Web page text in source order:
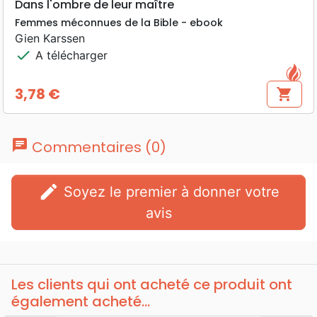
Dans l'ombre de leur maître
Femmes méconnues de la Bible - ebook
Gien Karssen
check A télécharger
Prix
3,78 € shopping_cart
chat Commentaires (0)
edit
avis
Les clients qui ont acheté ce produit ont
également acheté...